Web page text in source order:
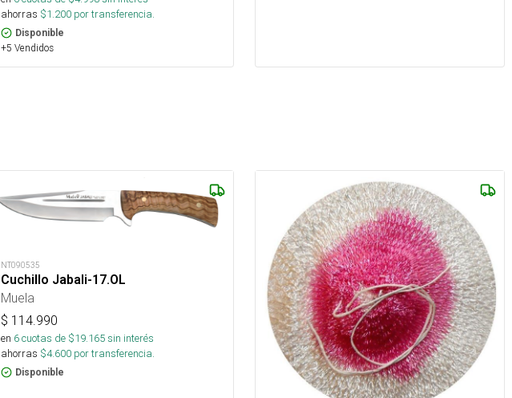
ahorras $1.200 por transferencia.
Disponible
+5 Vendidos
NT090535
Cuchillo Jabali-17.OL
Muela
$ 114.990
en 6cuotas de $19.165sin interés
ahorras $4.600 por transferencia.
Disponible